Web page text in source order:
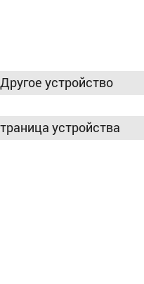
Другое устройство
устройства